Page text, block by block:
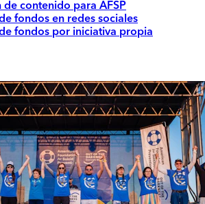
de contenido para AFSP
fondos en redes sociales
fondos por iniciativa propia